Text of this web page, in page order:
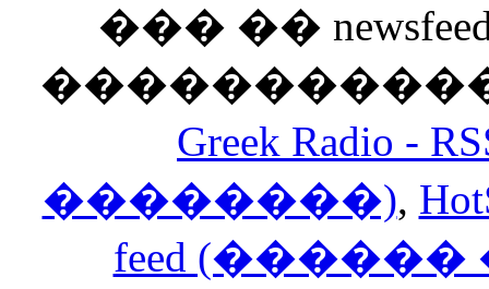
��� ��
Greek Radio
��������),
feed